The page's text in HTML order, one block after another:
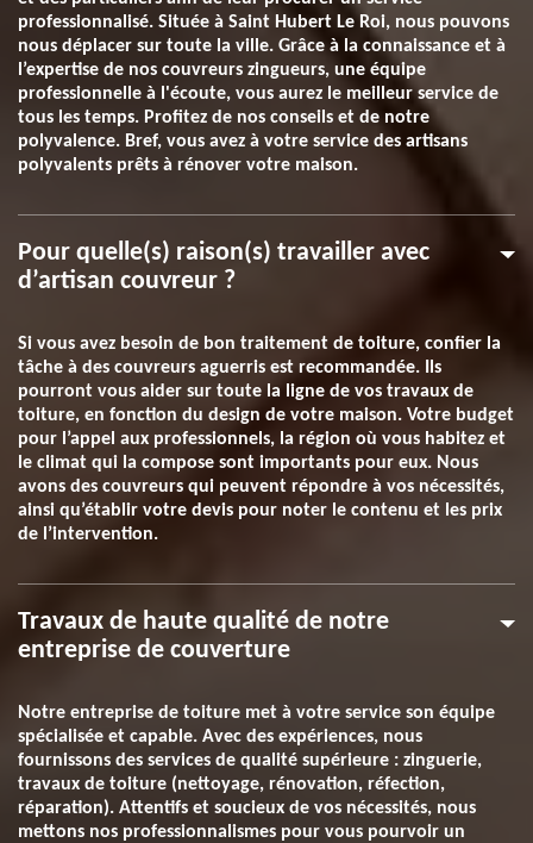
professionnalisé. Située à Saint Hubert Le Roi, nous pouvons
nous déplacer sur toute la ville. Grâce à la connaissance et à
l’expertise de nos couvreurs zingueurs, une équipe
professionnelle à l'écoute, vous aurez le meilleur service de
tous les temps. Profitez de nos conseils et de notre
polyvalence. Bref, vous avez à votre service des artisans
polyvalents prêts à rénover votre maison.
Pour quelle(s) raison(s) travailler avec
d’artisan couvreur ?
Si vous avez besoin de bon traitement de toiture, confier la
tâche à des couvreurs aguerris est recommandée. Ils
pourront vous aider sur toute la ligne de vos travaux de
toiture, en fonction du design de votre maison. Votre budget
pour l’appel aux professionnels, la région où vous habitez et
le climat qui la compose sont importants pour eux. Nous
avons des couvreurs qui peuvent répondre à vos nécessités,
ainsi qu’établir votre devis pour noter le contenu et les prix
de l’intervention.
Travaux de haute qualité de notre
entreprise de couverture
Notre entreprise de toiture met à votre service son équipe
spécialisée et capable. Avec des expériences, nous
fournissons des services de qualité supérieure : zinguerie,
travaux de toiture (nettoyage, rénovation, réfection,
réparation). Attentifs et soucieux de vos nécessités, nous
mettons nos professionnalismes pour vous pourvoir un